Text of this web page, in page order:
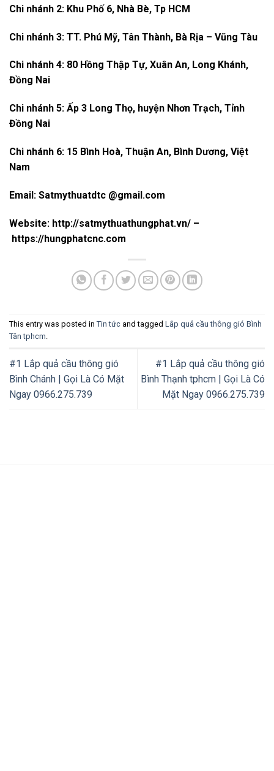
Chi nhánh 2: Khu Phố 6, Nhà Bè, Tp HCM
Chi nhánh 3: TT. Phú Mỹ, Tân Thành, Bà Rịa – Vũng Tàu
Chi nhánh 4: 80 Hồng Thập Tự, Xuân An, Long Khánh,
Đồng Nai
Chi nhánh 5: Ấp 3 Long Thọ, huyện Nhơn Trạch, Tỉnh
Đồng Nai
Chi nhánh 6: 15 Bình Hoà, Thuận An, Bình Dương, Việt
Nam
Email: Satmythuatdtc @gmail.com
Website: http://satmythuathungphat.vn/ –
https://hungphatcnc.com
This entry was posted in Tin tức and tagged Lắp quả cầu thông gió Bình
Tân tphcm
#1 Lắp quả cầu thông gió
Bình Chánh | Gọi Là Có Mặt
Ngay 0966.275.739
#1 Lắp quả cầu thông gió
Bình Thạnh tphcm | Gọi Là Có
Mặt Ngay 0966.275.739